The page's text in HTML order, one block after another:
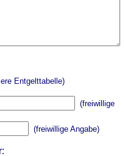
Entgelttabelle)
(freiwillige
(freiwillige Angabe)